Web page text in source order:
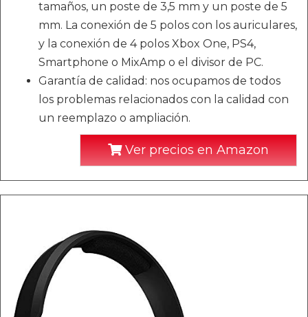
tamaños, un poste de 3,5 mm y un poste de 5
mm. La conexión de 5 polos con los auriculares,
y la conexión de 4 polos Xbox One, PS4,
Smartphone o MixAmp o el divisor de PC.
Garantía de calidad: nos ocupamos de todos
los problemas relacionados con la calidad con
un reemplazo o ampliación.
Ver precios en Amazon